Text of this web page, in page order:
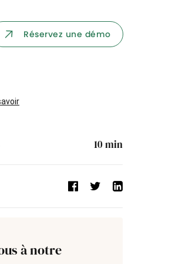
Réservez une démo
10min
à notre